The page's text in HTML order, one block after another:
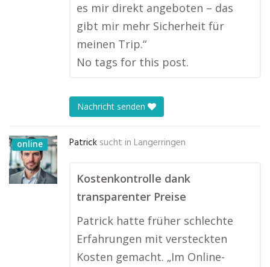
es mir direkt angeboten – das
gibt mir mehr Sicherheit für
meinen Trip.“
No tags for this post.
Nachricht senden
online Patrick sucht in Langerringen
Kostenkontrolle dank
transparenter Preise
Patrick hatte früher schlechte
Erfahrungen mit versteckten
Kosten gemacht. „Im Online-